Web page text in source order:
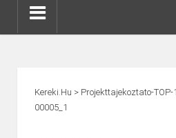
Kereki.hu > Projekttajekoztato-TOP-
00005_1